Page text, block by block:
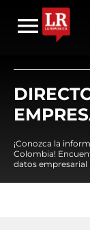
¡Conozca la
Colombia!
datos empresarial